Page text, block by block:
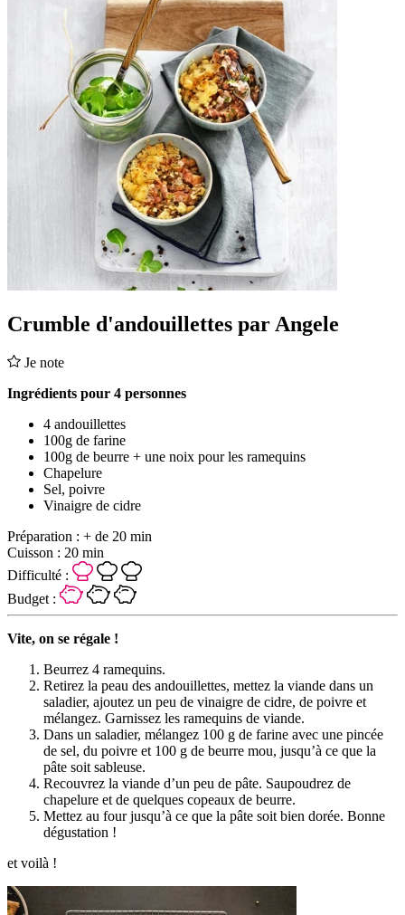
Crumble d'andouillettes par Angele
Je note
Ingrédients pour 4 personnes
4 andouillettes
100g de farine
100g de beurre + une noix pour les ramequins
Chapelure
Sel, poivre
Vinaigre de cidre
Préparation : + de 20 min
Cuisson : 20 min
Difficulté :
Budget :
Vite, on se régale !
Beurrez 4 ramequins.
Retirez la peau des andouillettes, mettez la viande dans un
saladier, ajoutez un peu de vinaigre de cidre, de poivre et
mélangez. Garnissez les ramequins de viande.
Dans un saladier, mélangez 100 g de farine avec une pincée
de sel, du poivre et 100 g de beurre mou, jusqu’à ce que la
pâte soit sableuse.
Recouvrez la viande d’un peu de pâte. Saupoudrez de
chapelure et de quelques copeaux de beurre.
Mettez au four jusqu’à ce que la pâte soit bien dorée. Bonne
dégustation !
et voilà !